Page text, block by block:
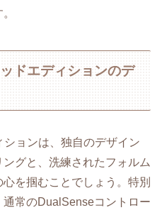
ドエディションのデ
ションは、独自のデザイン
グと、洗練されたフォルム
を掴むことでしょう。特別
常のDualSenseコントロー